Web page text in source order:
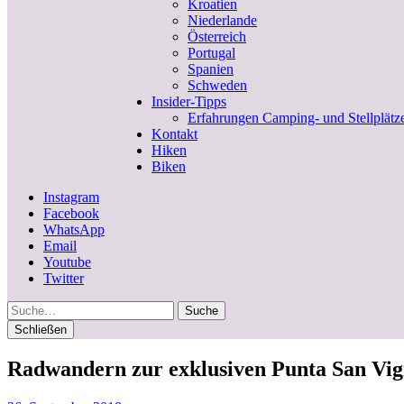
Kroatien
Niederlande
Österreich
Portugal
Spanien
Schweden
Insider-Tipps
Erfahrungen Camping- und
Kontakt
Hiken
Biken
Instagram
Facebook
WhatsApp
Email
Youtube
Twitter
Suche
Schließen
Radwandern zur exklusiven Punta San